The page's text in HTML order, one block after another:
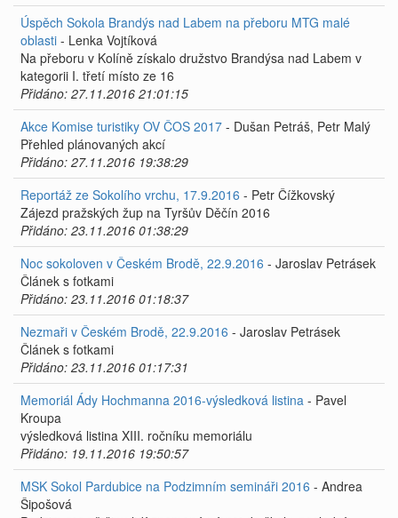
Úspěch Sokola Brandýs nad Labem na přeboru MTG malé
oblasti - Lenka Vojtíková
Na přeboru v Kolíně získalo družstvo Brandýsa nad Labem v
kategorii I. třetí místo ze 16
Přidáno: 27.11.2016 21:01:15
Akce Komise turistiky OV ČOS 2017 - Dušan Petráš, Petr Malý
Přehled plánovaných akcí
Přidáno: 27.11.2016 19:38:29
Reportáž ze Sokolího vrchu, 17.9.2016 - Petr Čížkovský
Zájezd pražských žup na Tyršův Děčín 2016
Přidáno: 23.11.2016 01:38:29
Noc sokoloven v Českém Brodě, 22.9.2016 - Jaroslav Petrásek
Článek s fotkami
Přidáno: 23.11.2016 01:18:37
Nezmaři v Českém Brodě, 22.9.2016 - Jaroslav Petrásek
Článek s fotkami
Přidáno: 23.11.2016 01:17:31
Memoriál Ády Hochmanna 2016-výsledková listina - Pavel
Kroupa
výsledková listina XIII. ročníku memoriálu
Přidáno: 19.11.2016 19:50:57
MSK Sokol Pardubice na Podzimním semináři 2016 - Andrea
Šipošová